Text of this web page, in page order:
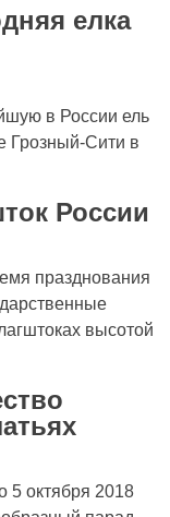
елка
в России ель
Грозный-Сити в
России
празднования
высотой
5 октября 2018